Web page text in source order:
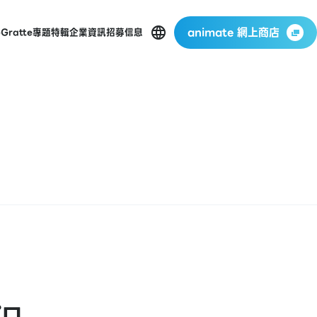
Gratte專題特輯企業資訊招募信息 animate 網上商店